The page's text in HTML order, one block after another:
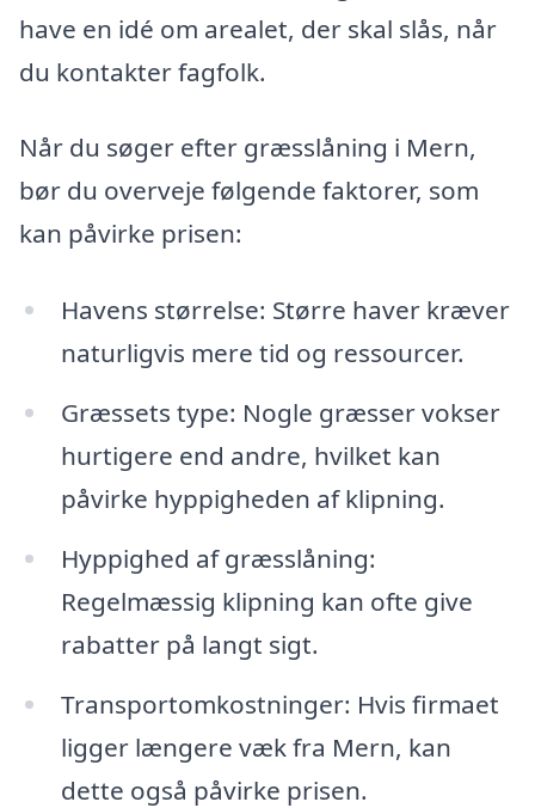
have en idé om arealet, der skal slås, når
du kontakter fagfolk.
Når du søger efter græsslåning i Mern,
bør du overveje følgende faktorer, som
kan påvirke prisen:
Havens størrelse: Større haver kræver
naturligvis mere tid og ressourcer.
Græssets type: Nogle græsser vokser
hurtigere end andre, hvilket kan
påvirke hyppigheden af klipning.
Hyppighed af græsslåning:
Regelmæssig klipning kan ofte give
rabatter på langt sigt.
Transportomkostninger: Hvis firmaet
ligger længere væk fra Mern, kan
dette også påvirke prisen.